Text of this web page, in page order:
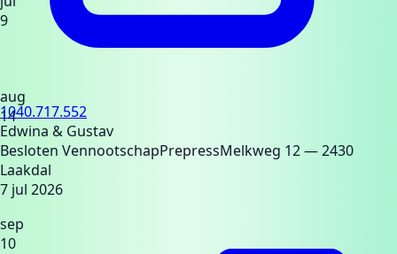
9
aug
14
sep
10
1040.717.552
Edwina & Gustav
Besloten VennootschapPrepressMelkweg 12— 2430
Laakdal
7 jul 2026